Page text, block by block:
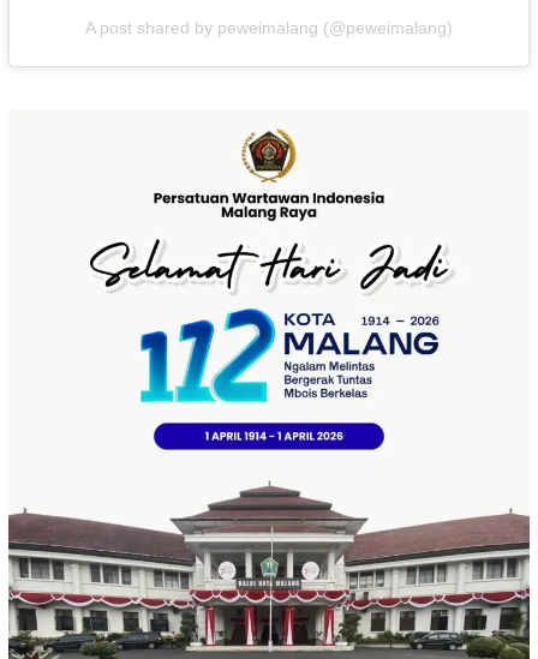
A post shared by peweimalang (@peweimalang)